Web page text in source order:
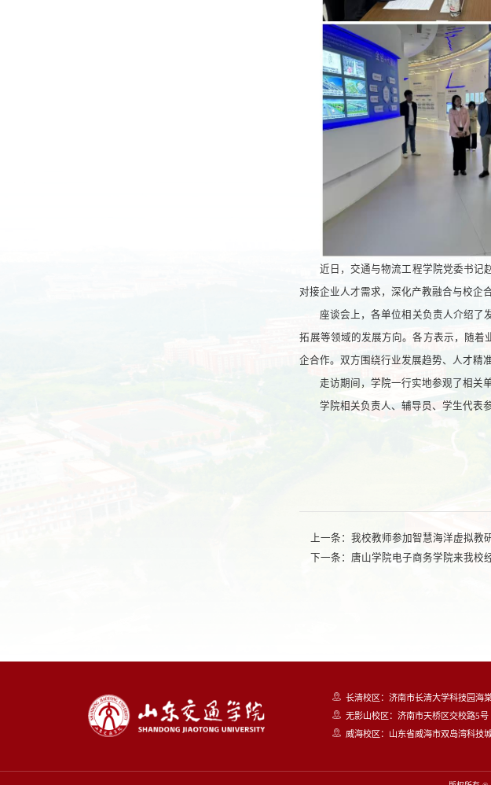
近日，交通与物流工程学院党委书记
对接企业人才需求，深化产教融合与校企
座谈会上，各单位相关负责人介绍了
拓展等领域的发展方向。各方表示，随着
企合作。双方围绕行业发展趋势、人才精
走访期间，学院一行实地参观了相关
学院相关负责人、辅导员、学生代表
上一条：我校教师参加智慧海洋虚拟教
下一条： 唐山学院电子商务学院来我校
长清校区：济南市长清大学科技园海
无影山校区：济南市天桥区交校路5号
威海校区：山东省威海市双岛湾科技